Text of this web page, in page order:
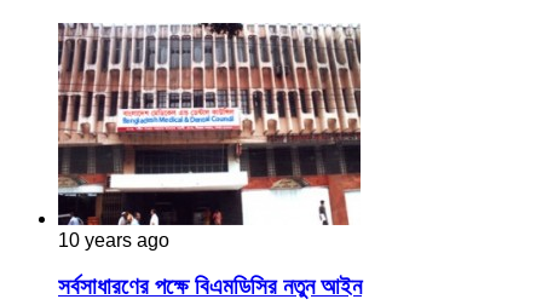
10 years ago
সর্বসাধারণের পক্ষে বিএমডিসির নতুন আইন